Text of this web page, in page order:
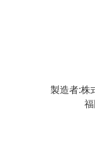
製造者:株